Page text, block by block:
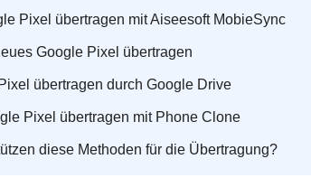
Pixel übertragen mit Aiseesoft MobieSync
Google Pixel übertragen
übertragen durch Google Drive
Pixel übertragen mit Phone Clone
diese Methoden für die Übertragung?